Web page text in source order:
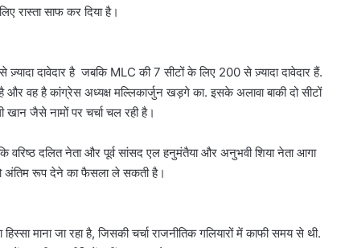
रास्ता साफ कर दिया है।
दावेदार है जबकि MLC की 7 सीटों के लिए 200 से ज़्यादा दावेदार हैं.
वह है कांग्रेस अध्यक्ष मल्लिकार्जुन खड़गे का. इसके अलावा बाकी दो सीटों
खान जैसे नामों पर चर्चा चल रही है।
वरिष्ठ दलित नेता और पूर्व सांसद एल हनुमंतैया और अनुभवी शिया नेता आगा
अंतिम रूप देने का फैसला ले सकती है।
माना जा रहा है, जिसकी चर्चा राजनीतिक गलियारों में काफी समय से थी.